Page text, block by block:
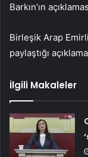
Barkın’ın
Birleşik Arap
paylaştığı
İlgili Makaleler